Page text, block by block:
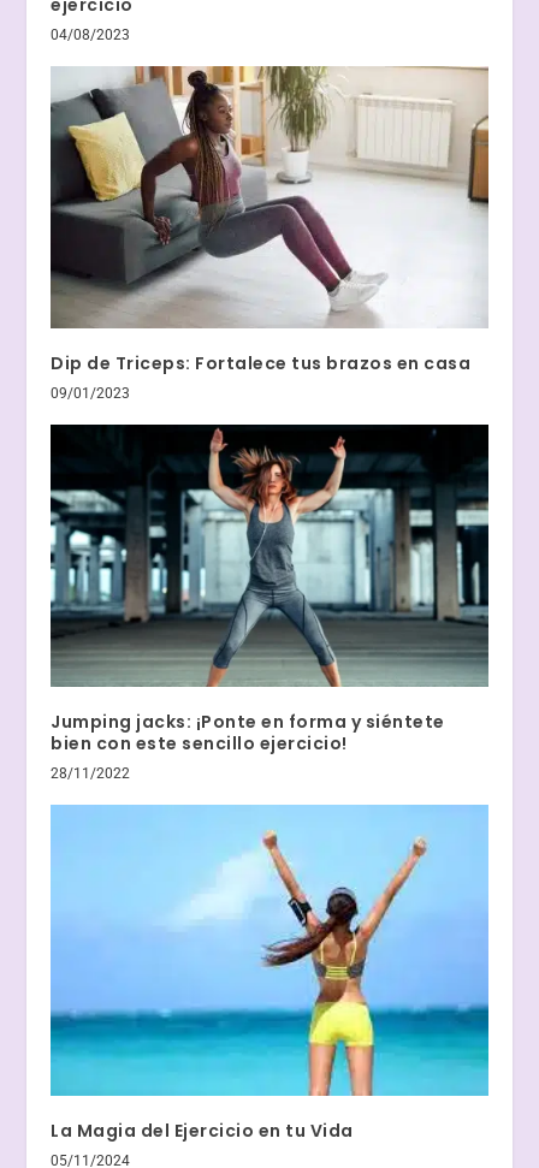
ejercicio
04/08/2023
Dip de Triceps: Fortalece tus brazos en casa
09/01/2023
Jumping jacks: ¡Ponte en forma y siéntete
bien con este sencillo ejercicio!
28/11/2022
La Magia del Ejercicio en tu Vida
05/11/2024